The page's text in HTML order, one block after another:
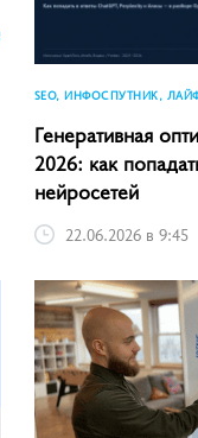
SEO, ИНФОСПУТНИК,
Генеративная
2026: как
нейросетей
22.06.2026 в 9:45